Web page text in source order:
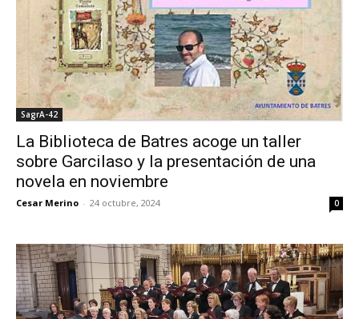
SagrA-42
La Biblioteca de Batres acoge un taller
sobre Garcilaso y la presentación de una
novela en noviembre
Cesar Merino - 24 octubre, 2024 0